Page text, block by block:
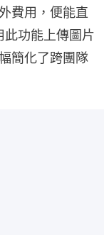
費用，便能直
功能上傳圖片
簡化了跨團隊